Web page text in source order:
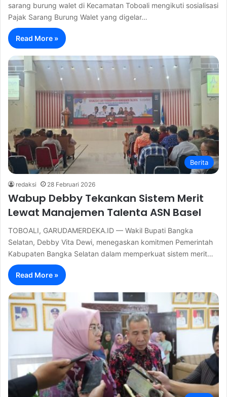
sarang burung walet di Kecamatan Toboali mengikuti sosialisasi
Pajak Sarang Burung Walet yang digelar…
Read More »
Berita
redaksi 28 Februari 2026
Wabup Debby Tekankan Sistem Merit
Lewat Manajemen Talenta ASN Basel
TOBOALI, GARUDAMERDEKA.ID — Wakil Bupati Bangka
Selatan, Debby Vita Dewi, menegaskan komitmen Pemerintah
Kabupaten Bangka Selatan dalam memperkuat sistem merit…
Read More »